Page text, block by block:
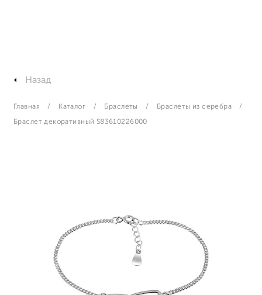
Назад
Главная Каталог Браслеты Браслеты из серебра
Браслет декоративный S83610226000